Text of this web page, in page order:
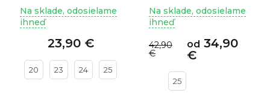
Na sklade, odosielame
ihneď
23,90 €
20 23 24 25
Na sklade, odosielame
ihneď
od 34,90
€
42,90
€
25